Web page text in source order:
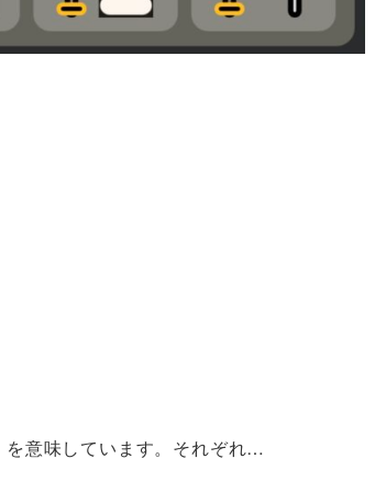
を意味しています。それぞれ…